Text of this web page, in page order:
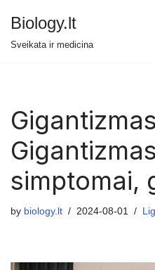
Biology.lt
Sveikata ir medicina
simptomai,
by biology.lt 2024-08-01